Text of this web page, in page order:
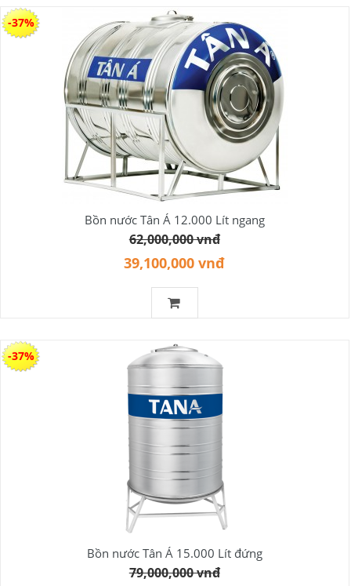
Bồn nước Tân Á 12.000 Lít ngang
62,000,000 vnđ
39,100,000 vnđ
-37%
Bồn nước Tân Á 15.000 Lít đứng
79,000,000 vnđ
-37%